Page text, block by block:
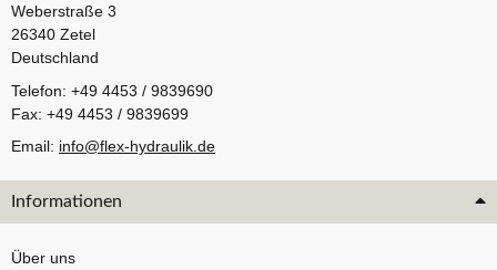
Weberstraße 3
26340 Zetel
Deutschland
Telefon: +49 4453 / 9839690
Fax: +49 4453 / 9839699
Email: info@flex-hydraulik.de
Informationen
Über uns